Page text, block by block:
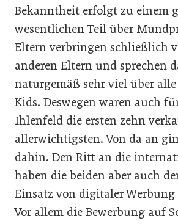
Bekanntheit erfolgt zu einem
wesentlichen Teil über
Eltern verbringen schließlich
anderen Eltern und sprechen
naturgemäß sehr viel über
Kids. Deswegen waren auch
Ihlenfeld die ersten zehn
allerwichtigsten. Von da an
dahin. Den Ritt an die
haben die beiden aber auch
Einsatz von digitaler Werbung
Vor allem die Bewerbung auf